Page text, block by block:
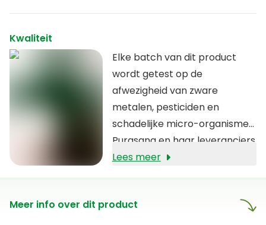
Kwaliteit
Elke batch van dit product
wordt getest op de
afwezigheid van zware
metalen, pesticiden en
schadelijke micro-organismen.
Purasana en haar leveranciers
zien er nauwkeurig op toe dat
worden die voldoen aan de
Lees meer
Meer info over dit product